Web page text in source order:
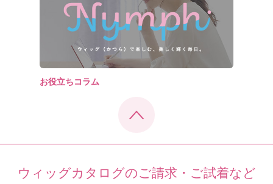
お役立ちコラム
ウィッグカタログのご請求・ご試着など